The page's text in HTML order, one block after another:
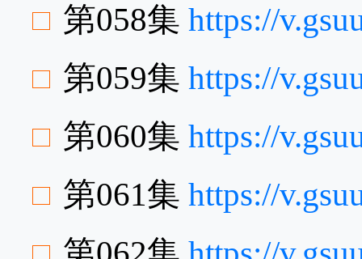
第058集 https://
第059集 https://
第060集 https://
第061集 https://